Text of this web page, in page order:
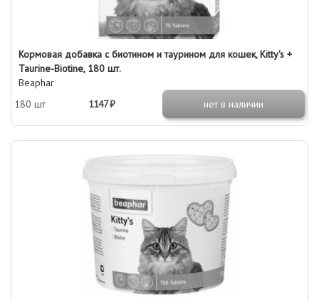
Кормовая добавка с биотином и таурином для кошек, Kitty's +
Taurine-Biotine, 180 шт.
Beaphar
180 шт
1147 ₽ нет в наличии